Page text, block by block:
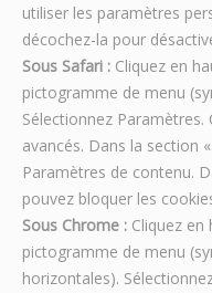
utiliser les paramètres
décochez-la pour
Sous Safari : Cliquez en
pictogramme de menu
Sélectionnez
avancés. Dans la section
Paramètres de contenu.
pouvez bloquer les
Sous Chrome : Cliquez
pictogramme de menu
horizontales).